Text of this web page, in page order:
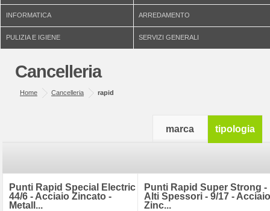
INFORMATICA ARREDAMENTO
PULIZIA E IGIENE SERVIZI GENERALI
Cancelleria
Home Cancelleria rapid
tipologia
marca
Punti Rapid Special Electric -
44/6 - Acciaio Zincato -
Metall...
Punti Rapid Super Strong -
Alti Spessori - 9/17 - Acciaio
Zinc...